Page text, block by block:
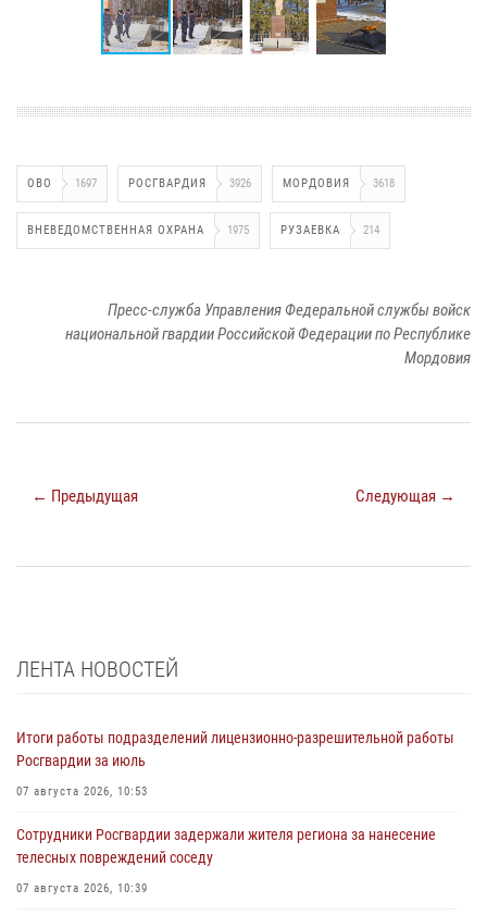
ОВО 1697 РОСГВАРДИЯ 3926 МОРДОВИЯ 3618
ВНЕВЕДОМСТВЕННАЯ ОХРАНА 1975 РУЗАЕВКА 214
Пресс-служба Управления Федеральной службы войск
национальной гвардии Российской Федерации по Республике
Мордовия
← Предыдущая Следующая →
ЛЕНТА НОВОСТЕЙ
Итоги работы подразделений лицензионно-разрешительной работы
Росгвардии за июль
07 августа 2026, 10:53
Сотрудники Росгвардии задержали жителя региона за нанесение
телесных повреждений соседу
07 августа 2026, 10:39